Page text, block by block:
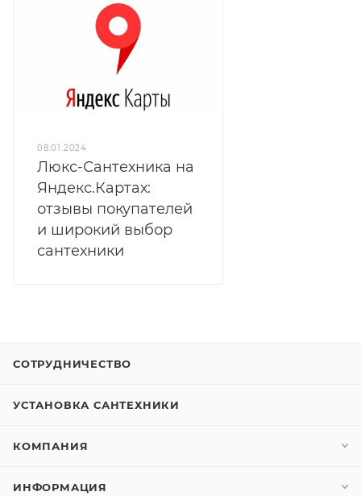
08.01.2024
Люкс-Сантехника на
Яндекс.Картах:
отзывы покупателей
и широкий выбор
сантехники
СОТРУДНИЧЕСТВО
УСТАНОВКА САНТЕХНИКИ
КОМПАНИЯ
ИНФОРМАЦИЯ